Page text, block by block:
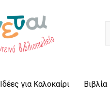
Ιδέες για Καλοκαίρι Βιβλία